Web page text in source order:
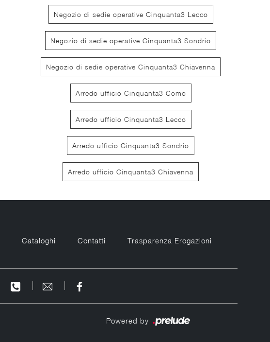
Negozio di sedie operative Cinquanta3 Lecco
Negozio di sedie operative Cinquanta3 Sondrio
Negozio di sedie operative Cinquanta3 Chiavenna
Arredo ufficio Cinquanta3 Como
Arredo ufficio Cinquanta3 Lecco
Arredo ufficio Cinquanta3 Sondrio
Arredo ufficio Cinquanta3 Chiavenna
Cataloghi Contatti
Trasparenza Erogazioni
Powered by